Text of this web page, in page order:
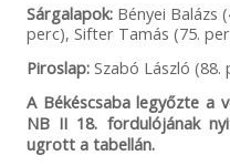
Sárgalapok: Bényei Balázs
perc), Sifter Tamás (75.
Piroslap:Szabó László (88.
A Békéscsaba legyőzte a
NB II 18. fordulójának
ugrott a tabellán.